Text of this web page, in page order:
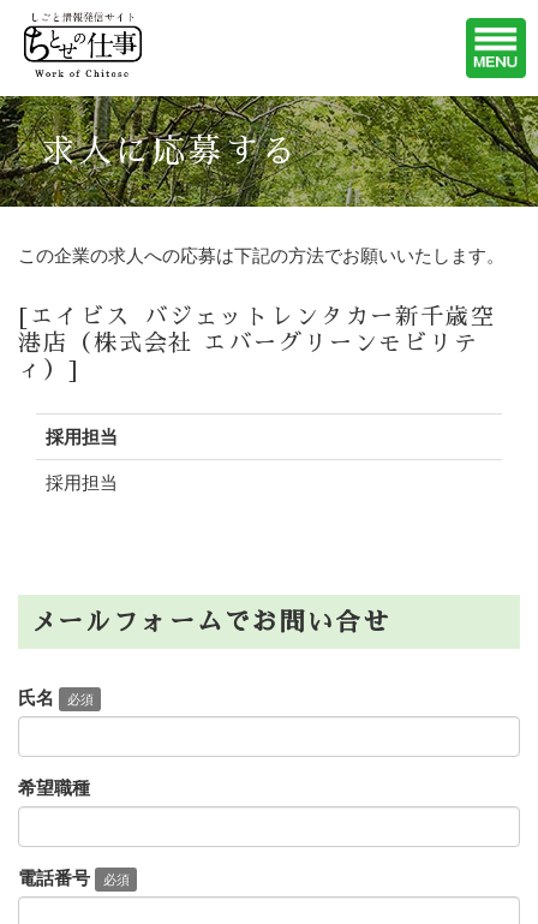
求人に応募する
この企業の求人への応募は下記の方法でお願いいたします。
[エイビス バジェットレンタカー新千歳空
港店（株式会社 エバーグリーンモビリテ
ィ）]
採用担当
採用担当
メールフォームでお問い合せ
氏名 必須
希望職種
電話番号 必須